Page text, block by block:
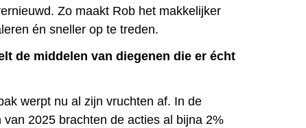
Zo maakt Rob het makkelijker
én sneller op te treden.
de middelen van diegenen die er écht
werpt nu al zijn vruchten af. In de
2025 brachten de acties al bijna 2%